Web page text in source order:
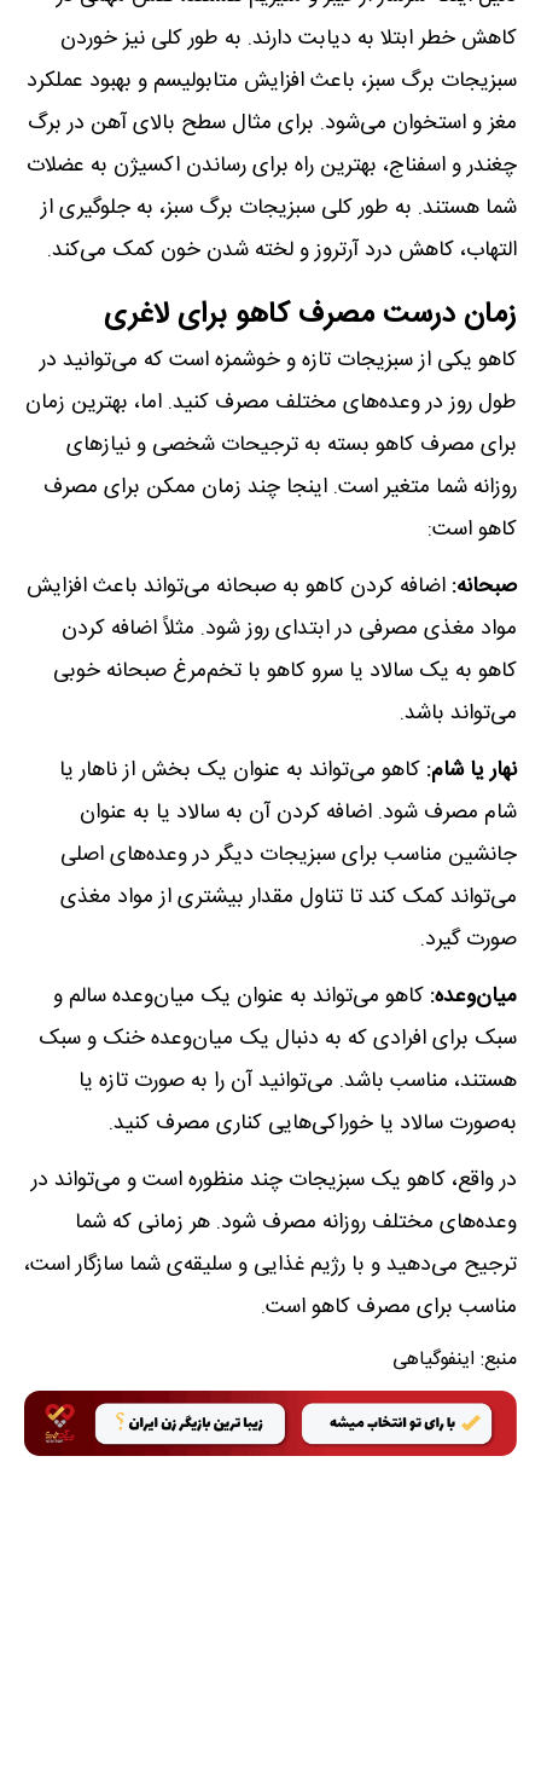
کاهش خطر ابتلا به دیابت دارند. به طور کلی نیز خوردن
سبزیجات برگ سبز، باعث افزایش متابولیسم و بهبود عملکرد
مغز و استخوان می‌شود. برای مثال سطح بالای آهن در برگ
چغندر و اسفناج، بهترین راه برای رساندن اکسیژن به عضلات
شما هستند. به طور کلی سبزیجات برگ سبز، به جلوگیری از
التهاب، کاهش درد آرتروز و لخته شدن خون کمک می‌کند.
زمان درست مصرف کاهو برای لاغری
کاهو یکی از سبزیجات تازه و خوشمزه است که می‌توانید در
طول روز در وعده‌های مختلف مصرف کنید. اما، بهترین زمان
برای مصرف کاهو بسته به ترجیحات شخصی و نیازهای
روزانه شما متغیر است. اینجا چند زمان ممکن برای مصرف
کاهو است:
صبحانه: اضافه کردن کاهو به صبحانه می‌تواند باعث افزایش
مواد مغذی مصرفی در ابتدای روز شود. مثلاً اضافه کردن
کاهو به یک سالاد یا سرو کاهو با تخم‌مرغ صبحانه خوبی
می‌تواند باشد.
نهار یا شام: کاهو می‌تواند به عنوان یک بخش از ناهار یا
شام مصرف شود. اضافه کردن آن به سالاد یا به عنوان
جانشین مناسب برای سبزیجات دیگر در وعده‌های اصلی
می‌تواند کمک کند تا تناول مقدار بیشتری از مواد مغذی
صورت گیرد.
میان‌وعده: کاهو می‌تواند به عنوان یک میان‌وعده سالم و
سبک برای افرادی که به دنبال یک میان‌وعده خنک و سبک
هستند، مناسب باشد. می‌توانید آن را به صورت تازه یا
به‌صورت سالاد یا خوراکی‌هایی کناری مصرف کنید.
در واقع، کاهو یک سبزیجات چند منظوره است و می‌تواند در
وعده‌های مختلف روزانه مصرف شود. هر زمانی که شما
ترجیح می‌دهید و با رژیم غذایی و سلیقه‌ی شما سازگار است،
مناسب برای مصرف کاهو است.
منبع: اینفوگیاهی